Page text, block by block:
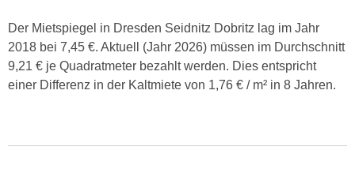
Der Mietspiegel in Dresden Seidnitz Dobritz lag im Jahr
2018 bei 7,45 €. Aktuell (Jahr 2026) müssen im Durchschnitt
9,21 € je Quadratmeter bezahlt werden. Dies entspricht
einer Differenz in der Kaltmiete von 1,76 € / m² in 8 Jahren.